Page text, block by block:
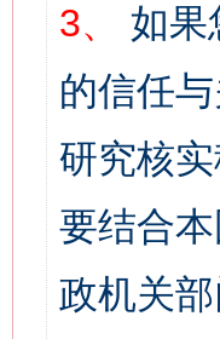
3、
如果
的信任
研究核
要结合
政机关